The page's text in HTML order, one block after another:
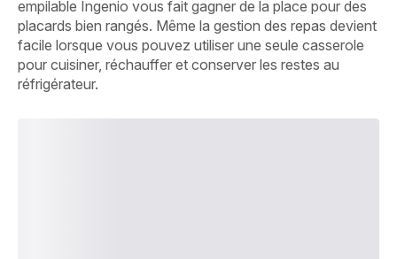
empilable Ingenio vous fait gagner de la place pour des
placards bien rangés. Même la gestion des repas devient
facile lorsque vous pouvez utiliser une seule casserole
pour cuisiner, réchauffer et conserver les restes au
réfrigérateur.